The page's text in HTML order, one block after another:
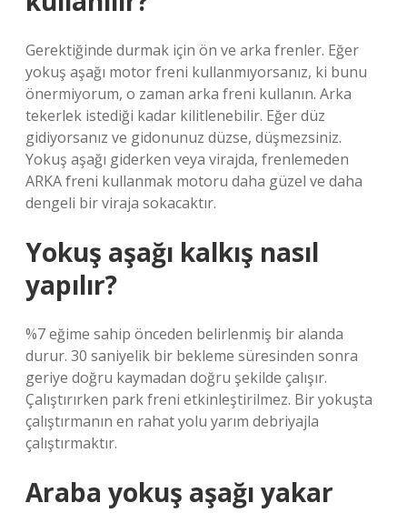
Gerektiğinde durmak için ön ve arka frenler. Eğer
yokuş aşağı motor freni kullanmıyorsanız, ki bunu
önermiyorum, o zaman arka freni kullanın. Arka
tekerlek istediği kadar kilitlenebilir. Eğer düz
gidiyorsanız ve gidonunuz düzse, düşmezsiniz.
Yokuş aşağı giderken veya virajda, frenlemeden
ARKA freni kullanmak motoru daha güzel ve daha
dengeli bir viraja sokacaktır.
Yokuş aşağı kalkış nasıl
yapılır?
%7 eğime sahip önceden belirlenmiş bir alanda
durur. 30 saniyelik bir bekleme süresinden sonra
geriye doğru kaymadan doğru şekilde çalışır.
Çalıştırırken park freni etkinleştirilmez. Bir yokuşta
çalıştırmanın en rahat yolu yarım debriyajla
çalıştırmaktır.
Araba yokuş aşağı yakar